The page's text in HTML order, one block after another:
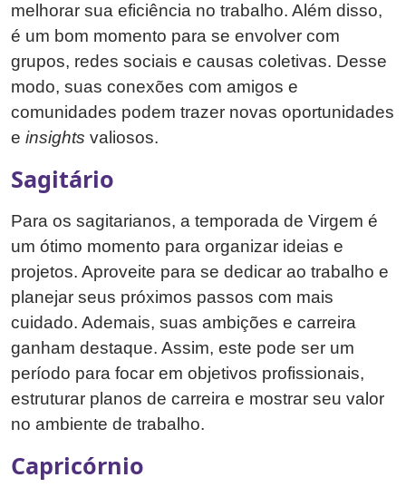
melhorar sua eficiência no trabalho. Além disso,
é um bom momento para se envolver com
grupos, redes sociais e causas coletivas. Desse
modo, suas conexões com amigos e
comunidades podem trazer novas oportunidades
e insights valiosos.
Sagitário
Para os sagitarianos, a temporada de Virgem é
um ótimo momento para organizar ideias e
projetos. Aproveite para se dedicar ao trabalho e
planejar seus próximos passos com mais
cuidado. Ademais, suas ambições e carreira
ganham destaque. Assim, este pode ser um
período para focar em objetivos profissionais,
estruturar planos de carreira e mostrar seu valor
no ambiente de trabalho.
Capricórnio